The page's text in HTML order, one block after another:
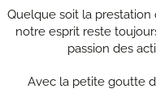
Quelque soit la prestation
notre esprit reste
passion des
Avec la petite goutte